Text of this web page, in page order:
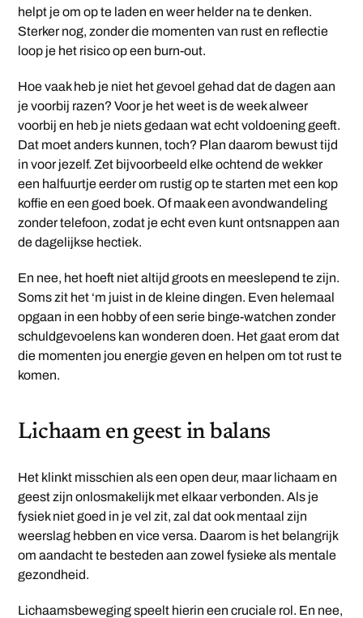
helpt je om op te laden en weer helder na te denken.
Sterker nog, zonder die momenten van rust en reflectie
loop je het risico op een burn-out.
Hoe vaak heb je niet het gevoel gehad dat de dagen aan
je voorbij razen? Voor je het weet is de week alweer
voorbij en heb je niets gedaan wat echt voldoening geeft.
Dat moet anders kunnen, toch? Plan daarom bewust tijd
in voor jezelf. Zet bijvoorbeeld elke ochtend de wekker
een halfuurtje eerder om rustig op te starten met een kop
koffie en een goed boek. Of maak een avondwandeling
zonder telefoon, zodat je echt even kunt ontsnappen aan
de dagelijkse hectiek.
En nee, het hoeft niet altijd groots en meeslepend te zijn.
Soms zit het ‘m juist in de kleine dingen. Even helemaal
opgaan in een hobby of een serie binge-watchen zonder
schuldgevoelens kan wonderen doen. Het gaat erom dat
die momenten jou energie geven en helpen om tot rust te
komen.
Lichaam en geest in balans
Het klinkt misschien als een open deur, maar lichaam en
geest zijn onlosmakelijk met elkaar verbonden. Als je
fysiek niet goed in je vel zit, zal dat ook mentaal zijn
weerslag hebben en vice versa. Daarom is het belangrijk
om aandacht te besteden aan zowel fysieke als mentale
gezondheid.
Lichaamsbeweging speelt hierin een cruciale rol. En nee,